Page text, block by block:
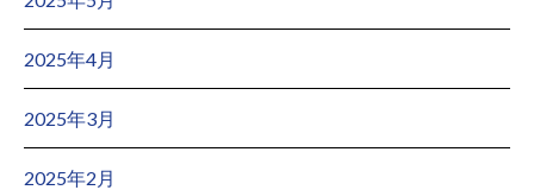
2025年4月
2025年3月
2025年2月